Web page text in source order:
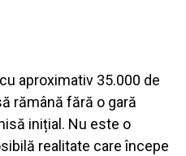
aproximativ 35.000 de
rămână fără o gară
inițial. Nu este o
realitate care începe